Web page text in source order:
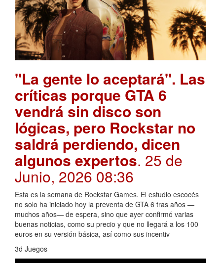
"La gente lo aceptará". Las
críticas porque GTA 6
vendrá sin disco son
lógicas, pero Rockstar no
saldrá perdiendo, dicen
algunos expertos. 25 de
Junio, 2026 08:36
Esta es la semana de Rockstar Games. El estudio escocés
no solo ha iniciado hoy la preventa de GTA 6 tras años —
muchos años— de espera, sino que ayer confirmó varias
buenas noticias, como su precio y que no llegará a los 100
euros en su versión básica, así como sus incentiv
3d Juegos